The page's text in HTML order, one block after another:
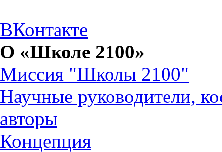
ВКонтакте
О «Школе 2100»
Миссия "Школы 2100"
Научные руководители,
авторы
Концепция